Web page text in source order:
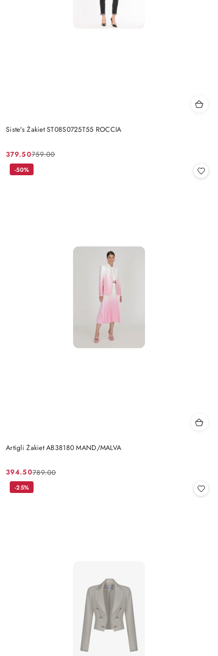
Siste's Żakiet ST08S0725T55 ROCCIA
Cena
promocyjna:
379.50
Cena
przed
759.00
Artigli Żakiet AB38180 MAND/MALVA
Cena
promocyjna:
394.50
Cena
przed
789.00
-50%
-25%